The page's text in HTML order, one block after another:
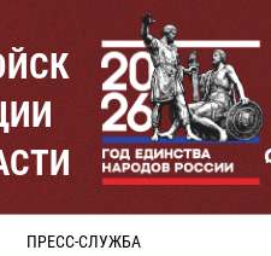
ПРЕСС-СЛУЖБА